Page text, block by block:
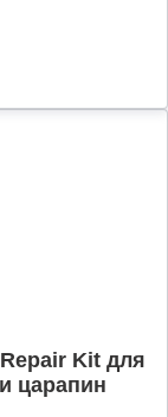
Kit для
царапин